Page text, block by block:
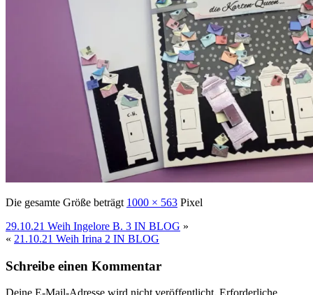
Die gesamte Größe beträgt 1000 × 563 Pixel
29.10.21 Weih Ingelore B. 3 IN BLOG »
« 21.10.21 Weih Irina 2 IN BLOG
Schreibe einen Kommentar